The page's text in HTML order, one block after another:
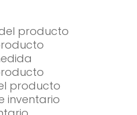
producto
producto
inventario